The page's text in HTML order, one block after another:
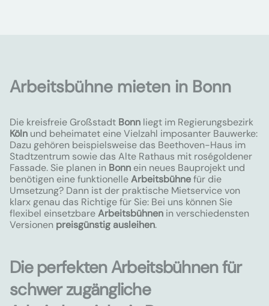
Arbeitsbühne mieten in Bonn
Die kreisfreie Großstadt Bonn liegt im Regierungsbezirk
Köln und beheimatet eine Vielzahl imposanter Bauwerke:
Dazu gehören beispielsweise das Beethoven-Haus im
Stadtzentrum sowie das Alte Rathaus mit roségoldener
Fassade. Sie planen in Bonn ein neues Bauprojekt und
benötigen eine funktionelleArbeitsbühnefür die
Umsetzung? Dann ist der praktische Mietservice von
klarx genau das Richtige für Sie: Bei uns können Sie
flexibel einsetzbareArbeitsbühnen in verschiedensten
Versionen preisgünstig ausleihen.
Die perfekten Arbeitsbühnen für
schwer zugängliche